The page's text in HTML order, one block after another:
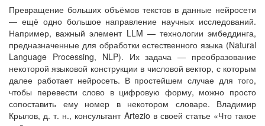
Превращение больших объёмов текстов в данные нейросети
— ещё одно большое направление научных исследований.
Например, важный элемент LLM — технологии эмбеддинга,
предназначенные для обработки естественного языка (Natural
Language Processing, NLP). Их задача — преобразование
некоторой языковой конструкции в числовой вектор, с которым
далее работает нейросеть. В простейшем случае для того,
чтобы перевести слово в цифровую форму, можно просто
сопоставить ему номер в некотором словаре. Владимир
Крылов, д. т. н., консультант Artezio в своей статье «Что такое